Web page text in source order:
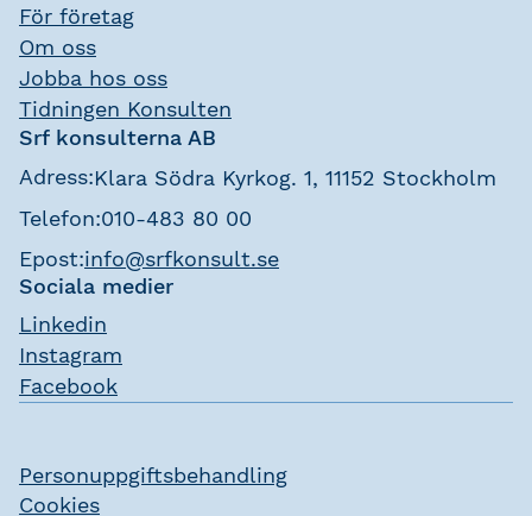
För företag
Om oss
Jobba hos oss
Tidningen Konsulten
Srf konsulterna AB
Adress:Klara Södra Kyrkog. 1, 11152 Stockholm
Telefon:010-483 80 00
Epost:info@srfkonsult.se
Sociala medier
Linkedin
Instagram
Facebook
Personuppgiftsbehandling
Cookies